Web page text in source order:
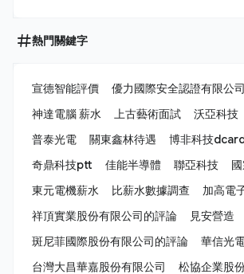
熱門關鍵字
宣德智能評價
優力國際安全認證有限公司
神達電腦 薪水
上古藝術面試 沃亞科技
普泰光電
關東鑫林待遇 博非科技
奇鼎科技ptt
佳能半導體 聯亞科技
東元電機薪水
比薪水數據調查
加高電
祥頂實業股份有限公司的評論
見安營造
斑尼菲國際股份有限公司的評論
華信光
台灣大昌華嘉股份有限公司
松協企業股